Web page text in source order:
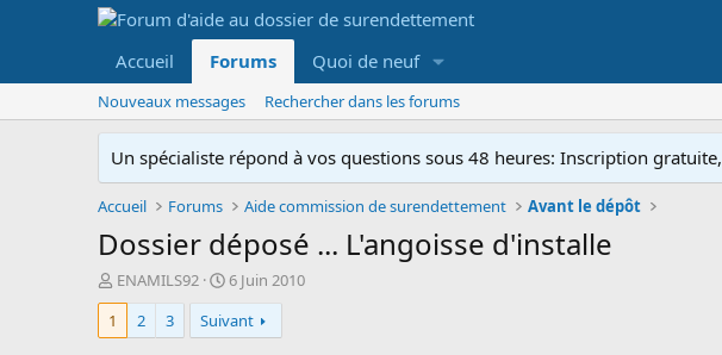
Accueil Forums Quoi de neuf
Nouveaux messages Rechercher dans les forums
Un spécialiste répond à vos questions sous 48 heures: Inscription gratuite,
Accueil Forums Aide commission de surendettement Avant le dépôt
Dossier déposé ... L'angoisse d'installe
A
u
e
ENAMILS92
D
a
t
e
6 Juin 2010
1
2 3 Suivant